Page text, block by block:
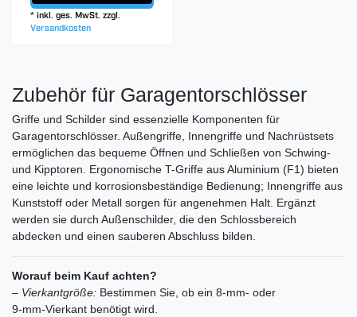
*inkl. ges. MwSt. zzgl.
Versandkosten
Zubehör für Garagentorschlösser
Griffe und Schilder sind essenzielle Komponenten für
Garagentorschlösser. Außengriffe, Innengriffe und Nachrüstsets
ermöglichen das bequeme Öffnen und Schließen von Schwing-
und Kipptoren. Ergonomische T-Griffe aus Aluminium (F1) bieten
eine leichte und korrosionsbeständige Bedienung; Innengriffe aus
Kunststoff oder Metall sorgen für angenehmen Halt. Ergänzt
werden sie durch Außenschilder, die den Schlossbereich
abdecken und einen sauberen Abschluss bilden.
Worauf beim Kauf achten?
– Vierkantgröße: Bestimmen Sie, ob ein 8‑mm- oder
9‑mm‑Vierkant benötigt wird.